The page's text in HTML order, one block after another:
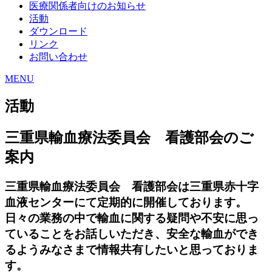
医療関係者向けのお知らせ
活動
ダウンロード
リンク
お問い合わせ
MENU
活動
三重県輸血療法委員会 看護部会のご
案内
三重県輸血療法委員会 看護部会は三重県赤十字
血液センターにて定期的に開催しております。
日々の業務の中で輸血に関する疑問や不安に思っ
ていることをお話しいただき、安全な輸血ができ
るようみなさまで情報共有したいと思っておりま
す。